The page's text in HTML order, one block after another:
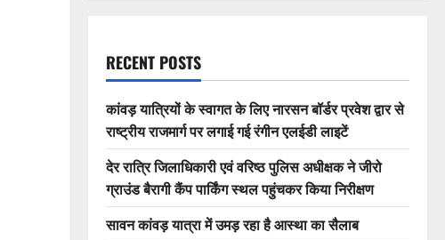
RECENT POSTS
कांवड़ यात्रियों के स्वागत के लिए नारसन बॉर्डर प्रवेश द्वार से
राष्ट्रीय राजमार्ग पर लगाई गई रंगीन एलईडी लाइटें
देर रात्रि जिलाधिकारी एवं वरिष्ठ पुलिस अधीक्षक ने जीरो
ग्राउंड बैरागी कैंप पार्किंग स्थल पहुंचकर किया निरीक्षण
सावन कांवड़ यात्रा में उमड़ रहा है आस्था का सैलाब